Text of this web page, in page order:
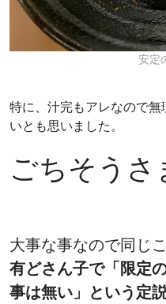
安定
特に、汁完もアレなので
いとも思いました。
ごちそうさ
大事な事なので同じ
有どさん子で「限定
事は無い」という定